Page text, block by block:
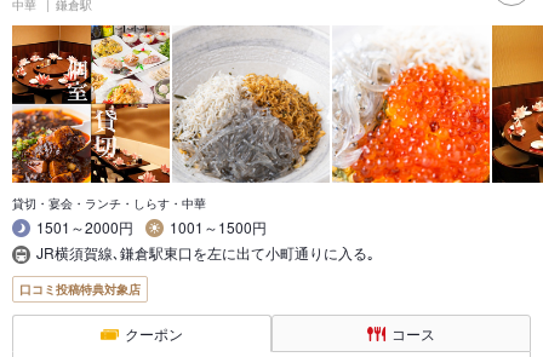
中華 鎌倉駅
貸切・宴会・ランチ・しらす・中華
1501～2000円
1001～1500円
JR横須賀線､鎌倉駅東口を左に出て小町通りに入る｡
口コミ投稿特典対象店
クーポン コース